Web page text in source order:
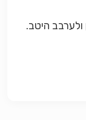
ולערבב היטב.